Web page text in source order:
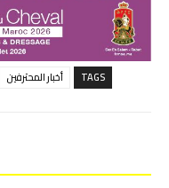
TAGS أخبار المحترفين